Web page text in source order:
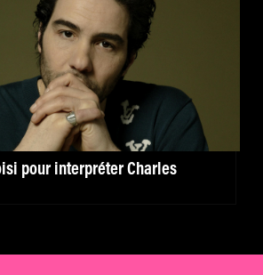
pour interpréter Charles